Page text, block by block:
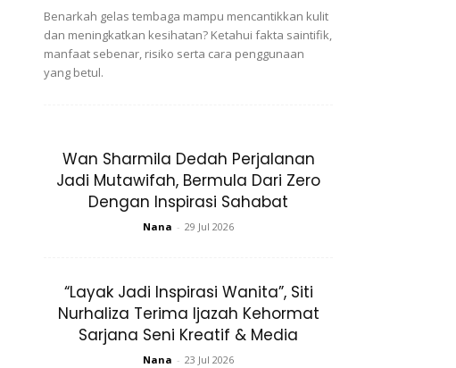
Benarkah gelas tembaga mampu mencantikkan kulit
dan meningkatkan kesihatan? Ketahui fakta saintifik,
manfaat sebenar, risiko serta cara penggunaan
yang betul.
Wan Sharmila Dedah Perjalanan
Jadi Mutawifah, Bermula Dari Zero
Dengan Inspirasi Sahabat
Nana - 29 Jul 2026
“Layak Jadi Inspirasi Wanita”, Siti
Nurhaliza Terima Ijazah Kehormat
Sarjana Seni Kreatif & Media
Nana - 23 Jul 2026